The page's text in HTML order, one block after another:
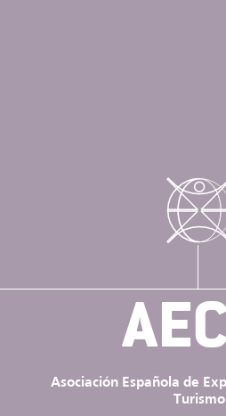
Asociación Española de
Turismo